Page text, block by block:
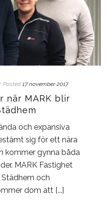
Posted 17 november 2017
när MARK blir
och expansiva
sig för ett nära
kommer gynna båda
MARK Fastighet
och
dom att [...]